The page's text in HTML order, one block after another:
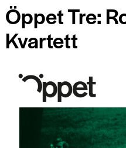
Öppet Tre:
Kvartett